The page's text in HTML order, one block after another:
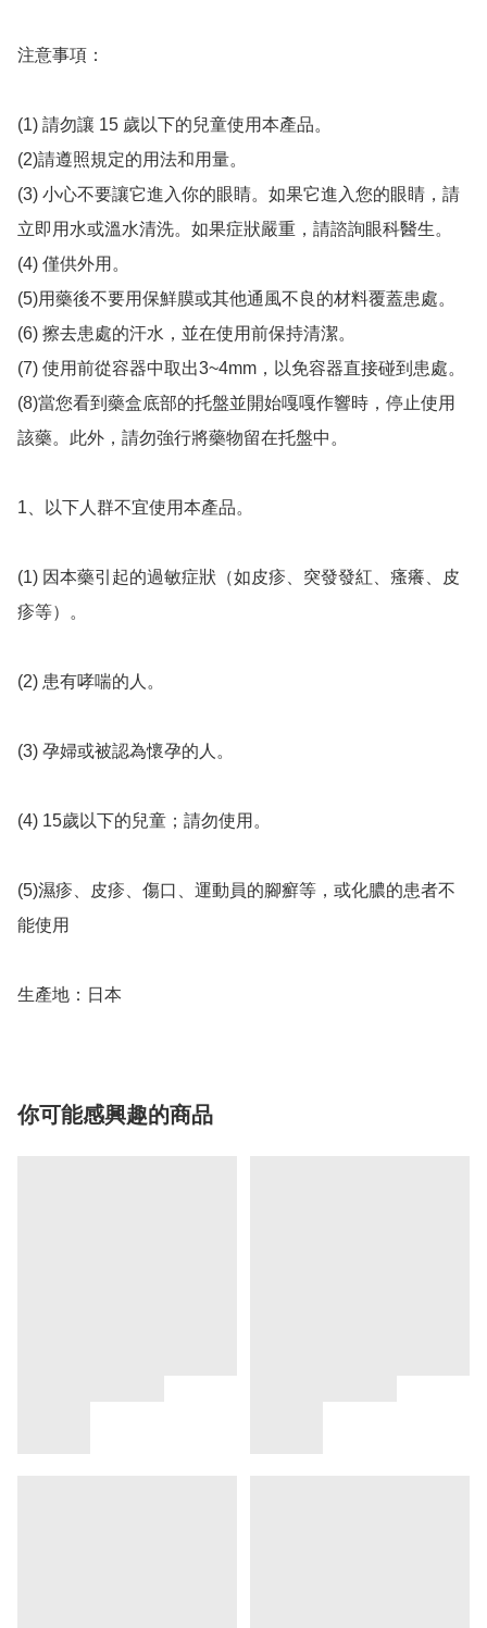
注意事項：
(1) 請勿讓 15 歲以下的兒童使用本產品。
(2)請遵照規定的用法和用量。
(3) 小心不要讓它進入你的眼睛。如果它進入您的眼睛，請
立即用水或溫水清洗。如果症狀嚴重，請諮詢眼科醫生。
(4) 僅供外用。
(5)用藥後不要用保鮮膜或其他通風不良的材料覆蓋患處。
(6) 擦去患處的汗水，並在使用前保持清潔。
(7) 使用前從容器中取出3~4mm，以免容器直接碰到患處。
(8)當您看到藥盒底部的托盤並開始嘎嘎作響時，停止使用
該藥。此外，請勿強行將藥物留在托盤中。
1、以下人群不宜使用本產品。
(1) 因本藥引起的過敏症狀（如皮疹、突發發紅、瘙癢、皮
疹等）。
(2) 患有哮喘的人。
(3) 孕婦或被認為懷孕的人。
(4) 15歲以下的兒童；請勿使用。
(5)濕疹、皮疹、傷口、運動員的腳癬等，或化膿的患者不
能使用
生產地：日本
你可能感興趣的商品